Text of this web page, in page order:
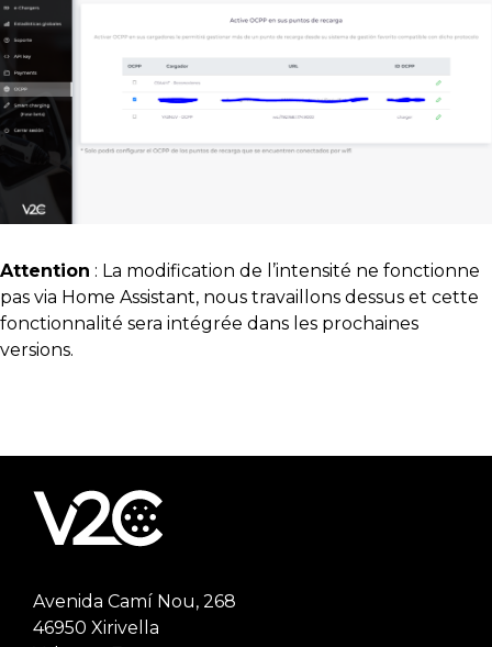
Attention : La modification de l’intensité ne fonctionne
pas via Home Assistant, nous travaillons dessus et cette
fonctionnalité sera intégrée dans les prochaines
versions.
Avenida Camí Nou, 268
46950 Xirivella